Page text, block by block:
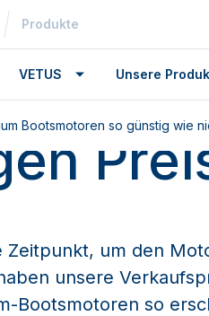
Produkte
VETUS Unsere
Bootsmotoren so günstig wie
um den
unsere
Bootsmotoren so